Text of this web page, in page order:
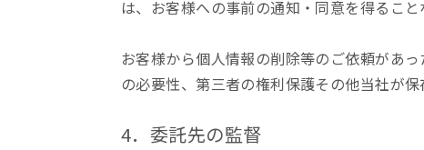
は、お客様への事前の通知・同意を得るこ
お客様から個人情報の削除等のご依頼があ
の必要性、第三者の権利保護その他当社が
4．委託先の監督